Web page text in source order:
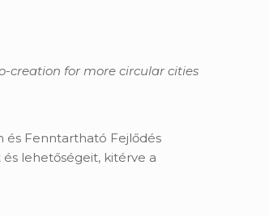
creation for more circular cities
és Fenntartható Fejlődés
lehetőségeit, kitérve a